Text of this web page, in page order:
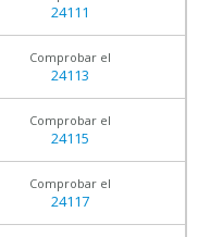
24111
Comprobar el
24113
Comprobar el
24115
Comprobar el
24117